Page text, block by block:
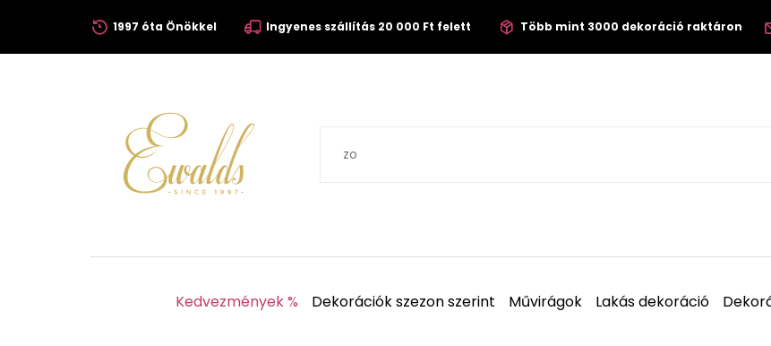
1997 óta Önökkel Ingyenes szállítás 20 000 Ft felett Több mint 3000 dekoráció raktáron
Kedvezmények % Dekorációk szezon szerint Művirágok Lakás dekoráció